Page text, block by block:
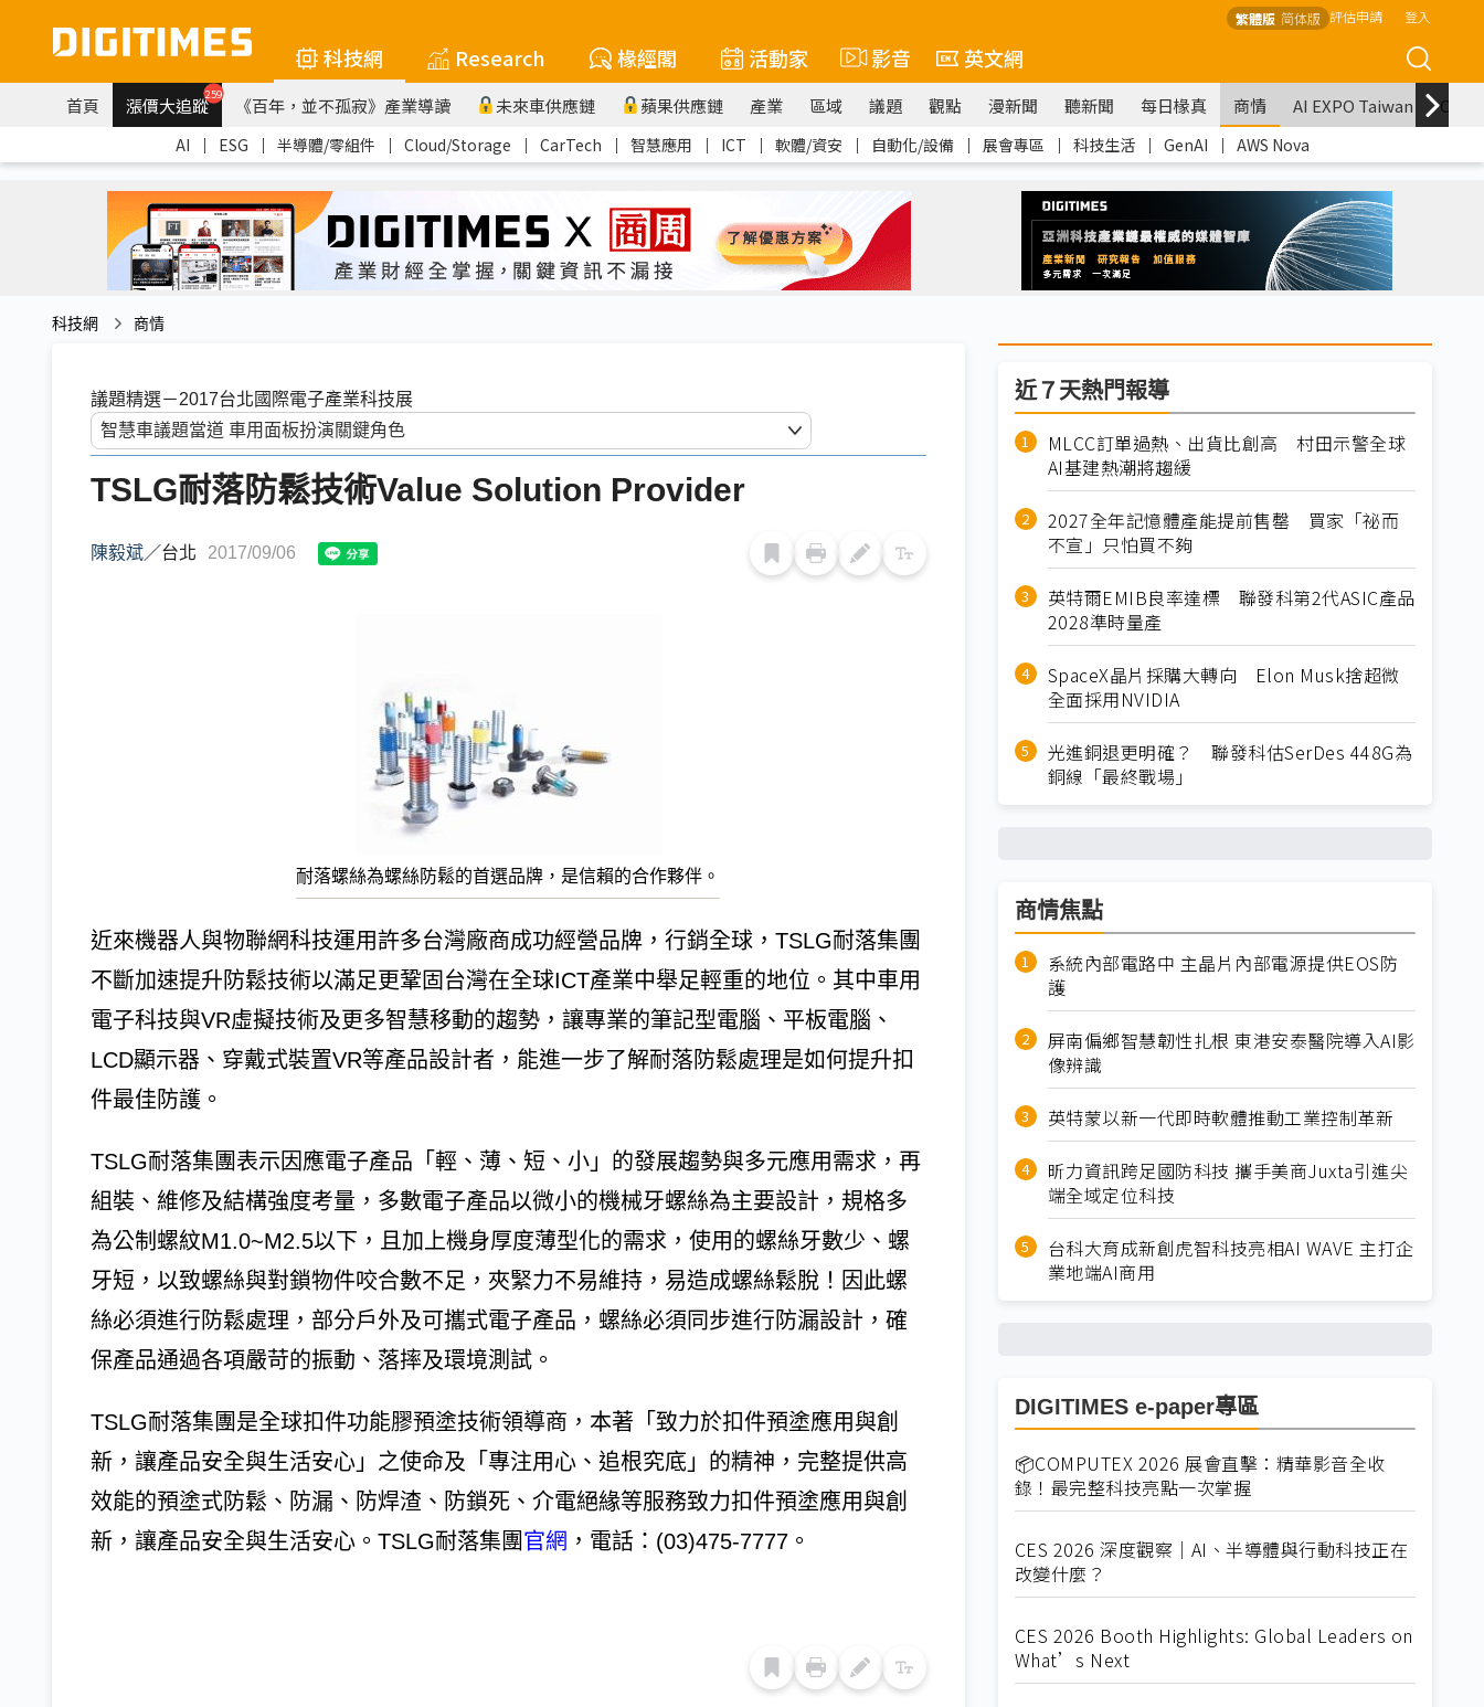
繁體版 简体版 評估申請 登入
科技網 Research 椽經閣 活動家 影音 英文網
首頁 漲價大追蹤259 《百年，並不孤寂》產業導讀 未來車供應鏈 蘋果供應鏈 產業 區域 議題 觀點 漫新聞 聽新聞 每日椽真 商情 AI EXPO Taiwan
AI ｜ ESG ｜ 半導體/零組件 ｜ Cloud/Storage ｜ CarTech ｜ 智慧應用 ｜ ICT ｜ 軟體/資安 ｜ 自動化/設備 ｜ 展會專區 ｜ 科技生活 ｜ GenAI ｜ AWS Nova
科技網 商情
議題精選－2017台北國際電子產業科技展
TSLG耐落防鬆技術Value Solution Provider
陳毅斌／台北 2017/09/06
耐落螺絲為螺絲防鬆的首選品牌，是信賴的合作夥伴。
近來機器人與物聯網科技運用許多台灣廠商成功經營品牌，行銷全球，TSLG耐落集團
不斷加速提升防鬆技術以滿足更鞏固台灣在全球ICT產業中舉足輕重的地位。其中車用
電子科技與VR虛擬技術及更多智慧移動的趨勢，讓專業的筆記型電腦、平板電腦、
LCD顯示器、穿戴式裝置VR等產品設計者，能進一步了解耐落防鬆處理是如何提升扣
件最佳防護。
TSLG耐落集團表示因應電子產品「輕、薄、短、小」的發展趨勢與多元應用需求，再
組裝、維修及結構強度考量，多數電子產品以微小的機械牙螺絲為主要設計，規格多
為公制螺紋M1.0~M2.5以下，且加上機身厚度薄型化的需求，使用的螺絲牙數少、螺
牙短，以致螺絲與對鎖物件咬合數不足，夾緊力不易維持，易造成螺絲鬆脫！因此螺
絲必須進行防鬆處理，部分戶外及可攜式電子產品，螺絲必須同步進行防漏設計，確
保產品通過各項嚴苛的振動、落摔及環境測試。
TSLG耐落集團是全球扣件功能膠預塗技術領導商，本著「致力於扣件預塗應用與創
新，讓產品安全與生活安心」之使命及「專注用心、追根究底」的精神，完整提供高
效能的預塗式防鬆、防漏、防焊渣、防鎖死、介電絕緣等服務致力扣件預塗應用與創
新，讓產品安全與生活安心。TSLG耐落集團 官網 ，電話：(03)475-7777。
近７天熱門報導
MLCC訂單過熱、出貨比創高 村田示警全球
AI基建熱潮將趨緩
2027全年記憶體產能提前售罄 買家「祕而
不宣」只怕買不夠
英特爾EMIB良率達標 聯發科第2代ASIC產品
2028準時量產
SpaceX晶片採購大轉向 Elon Musk捨超微
全面採用NVIDIA
光進銅退更明確？ 聯發科估SerDes 448G為
銅線「最終戰場」
商情焦點
系統內部電路中 主晶片內部電源提供EOS防
護
屏南偏鄉智慧韌性扎根 東港安泰醫院導入AI影
像辨識
英特蒙以新一代即時軟體推動工業控制革新
昕力資訊跨足國防科技 攜手美商Juxta引進尖
端全域定位科技
台科大育成新創虎智科技亮相AI WAVE 主打企
業地端AI商用
DIGITIMES e-paper專區
📦COMPUTEX 2026 展會直擊：精華影音全收
錄！最完整科技亮點一次掌握
CES 2026 深度觀察｜AI、半導體與行動科技正在
改變什麼？
CES 2026 Booth Highlights: Global Leaders on
What’s Next